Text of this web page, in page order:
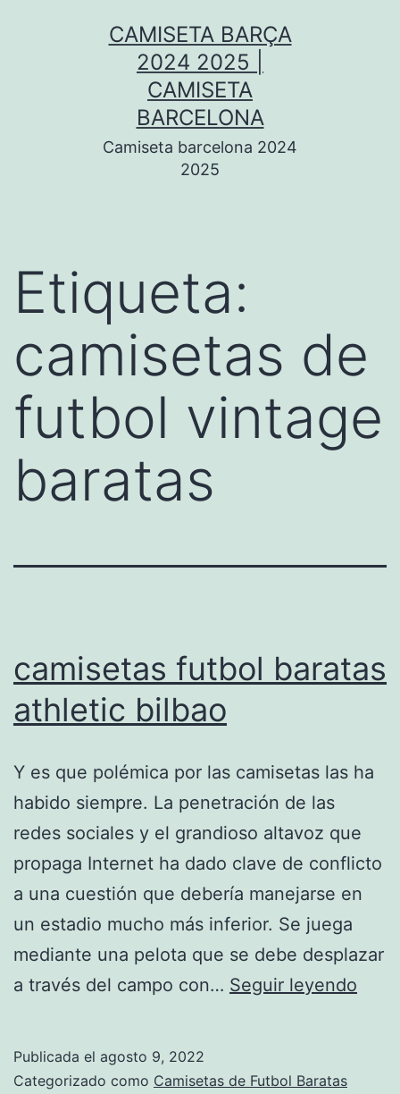
CAMISETA BARÇA
2024 2025 |
CAMISETA
BARCELONA
Camiseta barcelona 2024
2025
Etiqueta:
camisetas de
futbol vintage
baratas
camisetas futbol baratas
athletic bilbao
Y es que polémica por las camisetas las ha
habido siempre. La penetración de las
redes sociales y el grandioso altavoz que
propaga Internet ha dado clave de conflicto
a una cuestión que debería manejarse en
un estadio mucho más inferior. Se juega
mediante una pelota que se debe desplazar
a través del campo con… Seguir leyendo
Publicada el agosto 9, 2022
Categorizado como Camisetas de Futbol Baratas